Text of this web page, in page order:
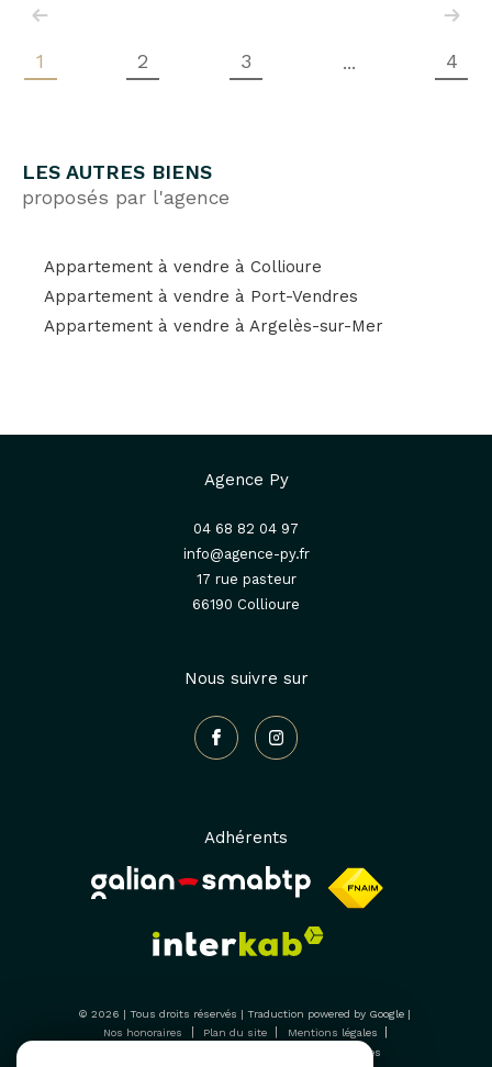
1 2 3 ... 4
LES AUTRES BIENS
proposés par l'agence
Appartement à vendre à Collioure
Appartement à vendre à Port-Vendres
Appartement à vendre à Argelès-sur-Mer
Agence Py
04 68 82 04 97
info@agence-py.fr
17 rue pasteur
66190
collioure
Nous suivre sur
Adhérents
© 2026 | Tous droits réservés | Traduction powered by Google |
Nos honoraires
Plan du site
Mentions légales
Cookies